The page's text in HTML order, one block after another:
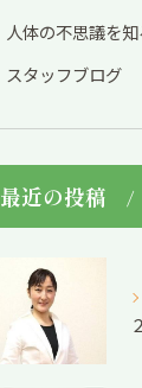
人体の不思議を
スタッフブログ
最近の投稿